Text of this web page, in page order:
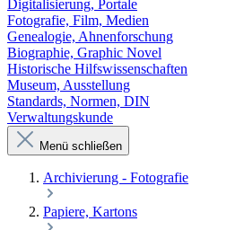
Digitalisierung, Portale
Fotografie, Film, Medien
Genealogie, Ahnenforschung
Biographie, Graphic Novel
Historische Hilfswissenschaften
Museum, Ausstellung
Standards, Normen, DIN
Verwaltungskunde
Menü schließen
Archivierung - Fotografie
Papiere, Kartons